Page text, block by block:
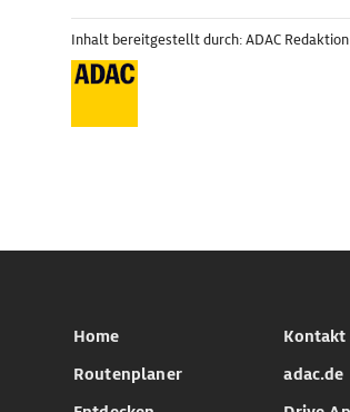
Inhalt bereitgestellt durch: ADAC Redaktion
Home
Routenplaner
Kontakt
adac.de